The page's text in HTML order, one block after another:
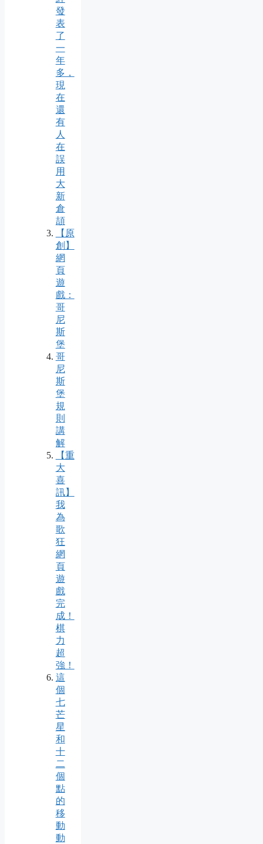
發
表
了
一
年
多，
現
在
還
有
人
在
誤
用
大
新
倉
頡
【原
創】
網
頁
遊
戲：
哥
尼
斯
堡
哥
尼
斯
堡
規
則
講
解
【重
大
喜
訊】
我
為
歌
狂
網
頁
遊
戲
完
成！
棋
力
超
強！
這
個
七
芒
星
和
十
二
個
點
的
移
動
動